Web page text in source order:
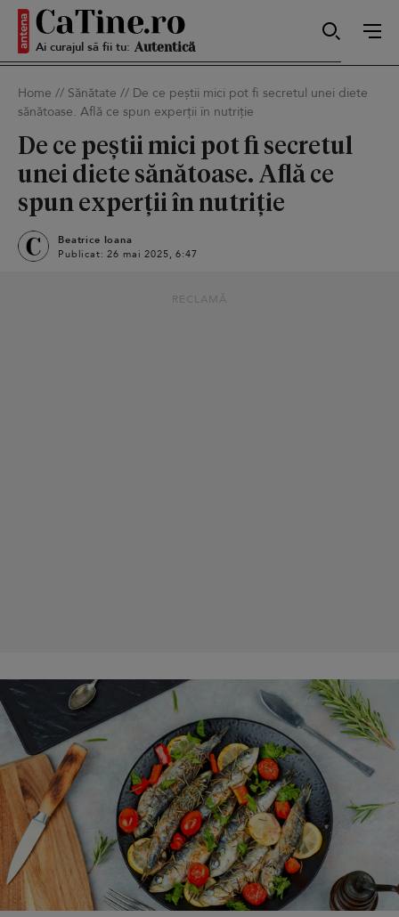
Ai curajul să fii tu: Sexy
Smart
Home // Sănătate // De ce peștii mici pot fi secretul unei diete
sănătoase. Află ce spun experții în nutriție
De ce peștii mici pot fi secretul
unei diete sănătoase. Află ce
spun experții în nutriție
Beatrice Ioana
Publicat: 26 mai 2025, 6:47
RECLAMĂ